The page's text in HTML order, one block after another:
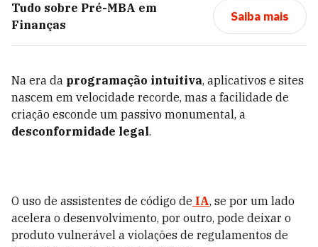
Tudo sobre Pré-MBA em
Finanças
Saiba mais
Na era da programação intuitiva, aplicativos e sites
nascem em velocidade recorde, mas a facilidade de
criação esconde um passivo monumental, a
desconformidade legal.
O uso de assistentes de código de IA, se por um lado
acelera o desenvolvimento, por outro, pode deixar o
produto vulnerável a violações de regulamentos de